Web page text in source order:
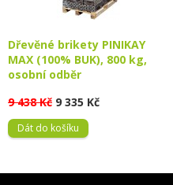
Dřevěné brikety PINIKAY
MAX (100% BUK), 800 kg,
osobní odběr
9 438 Kč 9 335 Kč
Dát do košíku